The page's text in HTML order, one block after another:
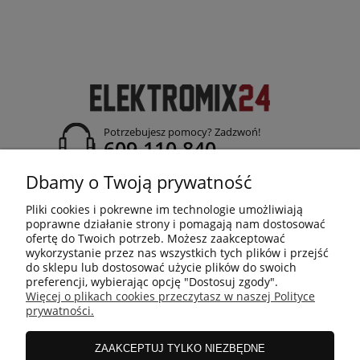
Potrzebujesz pomocy? Zadzwoń!
609 110 840
adres:
ul. Jasielska 26; 38-120 Czudec
ELEKTROMIX24
MOJE KONTO
Dbamy o Twoją prywatność
Pliki cookies i pokrewne im technologie umożliwiają
poprawne działanie strony i pomagają nam dostosować
ofertę do Twoich potrzeb. Możesz zaakceptować
wykorzystanie przez nas wszystkich tych plików i przejść
do sklepu lub dostosować użycie plików do swoich
preferencji, wybierając opcję "Dostosuj zgody".
Więcej o plikach cookies przeczytasz w naszej Polityce
prywatności.
ZAAKCEPTUJ TYLKO NIEZBĘDNE